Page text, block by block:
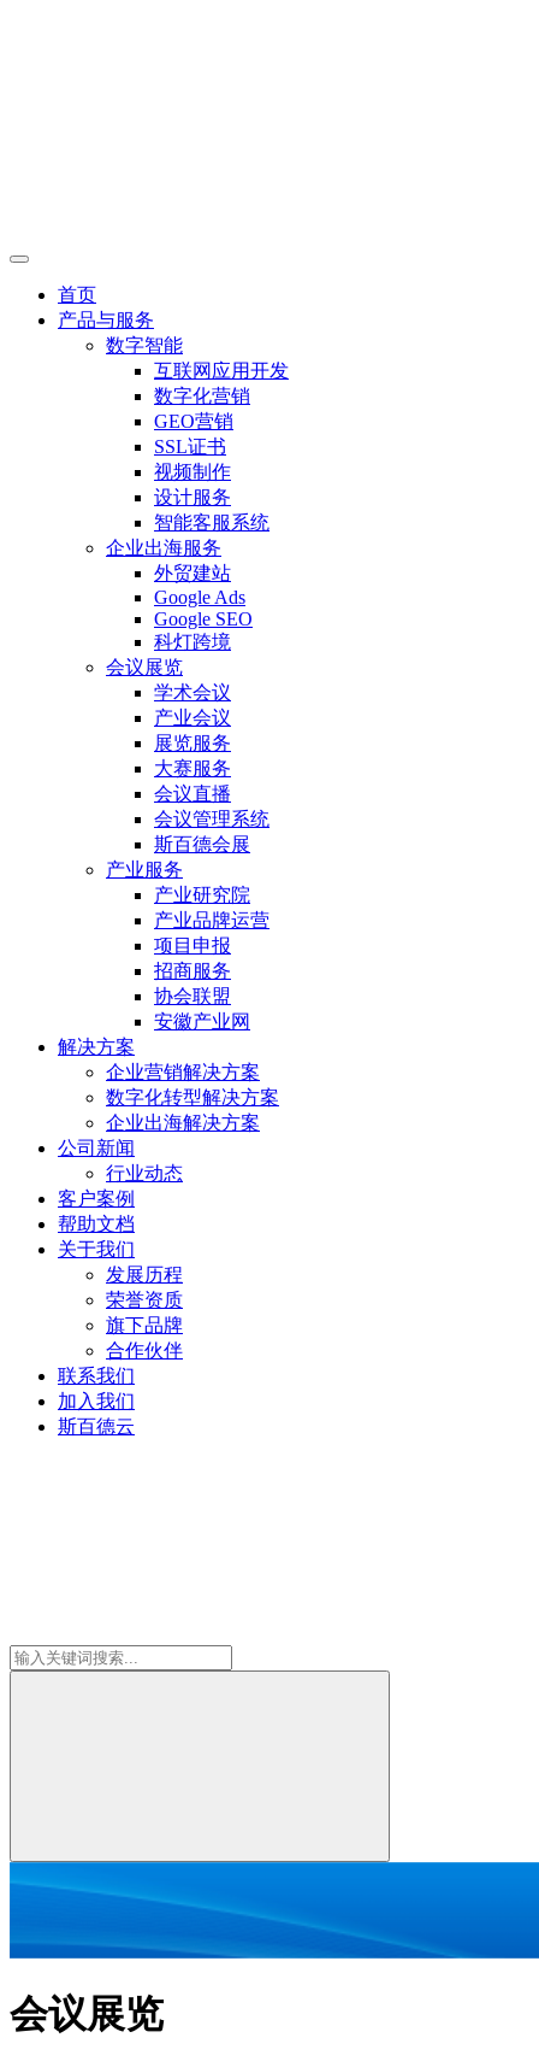
首页
产品与服务
数字智能
互联网应用开发
数字化营销
GEO营销
SSL证书
视频制作
设计服务
智能客服系统
企业出海服务
外贸建站
Google Ads
Google SEO
科灯跨境
会议展览
学术会议
产业会议
展览服务
大赛服务
会议直播
会议管理系统
斯百德会展
产业服务
产业研究院
产业品牌运营
项目申报
招商服务
协会联盟
安徽产业网
解决方案
企业营销解决方案
数字化转型解决方案
企业出海解决方案
公司新闻
行业动态
客户案例
帮助文档
关于我们
发展历程
荣誉资质
旗下品牌
合作伙伴
联系我们
加入我们
斯百德云
会议展览